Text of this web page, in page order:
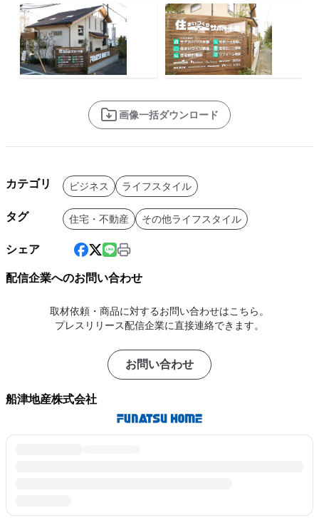
画像一括ダウンロード
カテゴリ ビジネス ライフスタイル
タグ 住宅・不動産 その他ライフスタイル
シェア
配信企業へのお問い合わせ
取材依頼・商品に対するお問い合わせはこちら。
プレスリリース配信企業に直接連絡できます。
お問い合わせ
船津地産株式会社